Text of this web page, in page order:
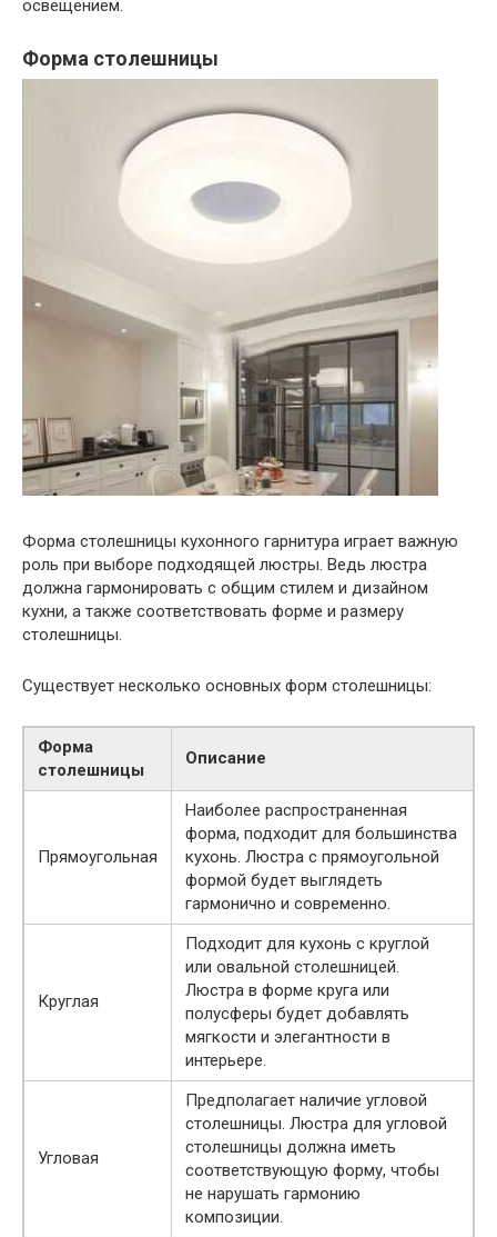
освещением.
Форма столешницы
Форма столешницы кухонного гарнитура играет важную
роль при выборе подходящей люстры. Ведь люстра
должна гармонировать с общим стилем и дизайном
кухни, а также соответствовать форме и размеру
столешницы.
Существует несколько основных форм столешницы:
Форма
столешницы
Описание
Прямоугольная
Наиболее распространенная
форма, подходит для большинства
кухонь. Люстра с прямоугольной
формой будет выглядеть
гармонично и современно.
Круглая
Подходит для кухонь с круглой
или овальной столешницей.
Люстра в форме круга или
полусферы будет добавлять
мягкости и элегантности в
интерьере.
Угловая
Предполагает наличие угловой
столешницы. Люстра для угловой
столешницы должна иметь
соответствующую форму, чтобы
не нарушать гармонию
композиции.